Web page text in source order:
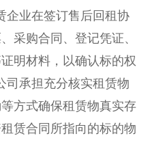
企业在签订售后回租协
采购合同、登记凭证、
明材料，以确认标的权
司承担充分核实租赁物
方式确保租赁物真实存
赁合同所指向的标的物